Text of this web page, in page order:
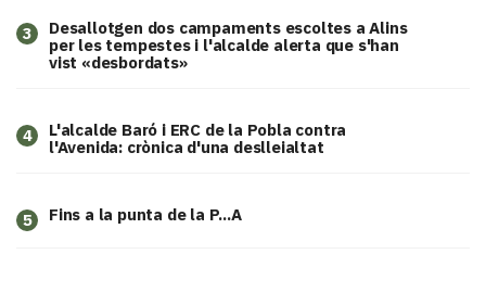
3
​Desallotgen dos campaments escoltes a Alins
per les tempestes i l'alcalde alerta que s'han
vist «desbordats»
4
L'alcalde Baró i ERC de la Pobla contra
l'Avenida: crònica d'una deslleialtat
5 Fins a la punta de la P...A